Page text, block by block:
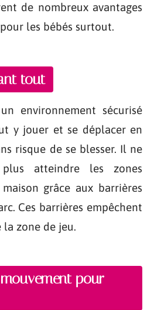
de nombreux avantages
les bébés surtout.
tout
environnement sécurisé
y jouer et se déplacer en
risque de se blesser. Il ne
atteindre les zones
grâce aux barrières
Ces barrières empêchent
la zone de jeu.
pour